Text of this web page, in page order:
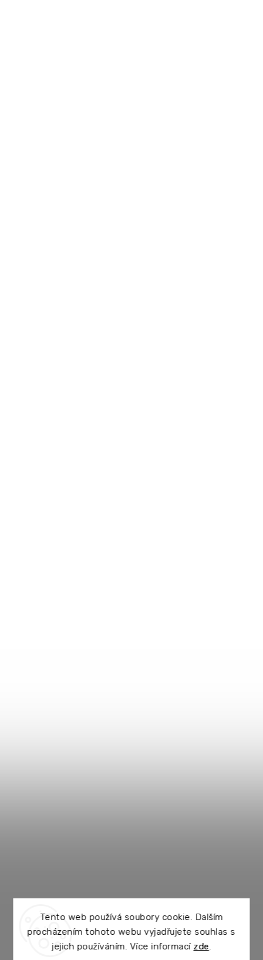
Tento web používá soubory cookie. Dalším
procházením tohoto webu vyjadřujete souhlas s
jejich používáním. Více informací zde.